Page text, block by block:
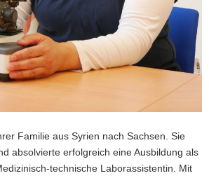
Familie aus Syrien nach Sachsen. Sie
absolvierte erfolgreich eine Ausbildung als
technische Laborassistentin. Mit